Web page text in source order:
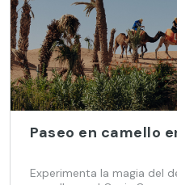
Paseo en camello
Experimenta la magia del